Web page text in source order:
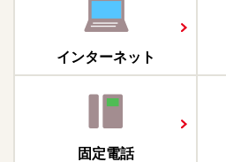
インターネット
固定電話